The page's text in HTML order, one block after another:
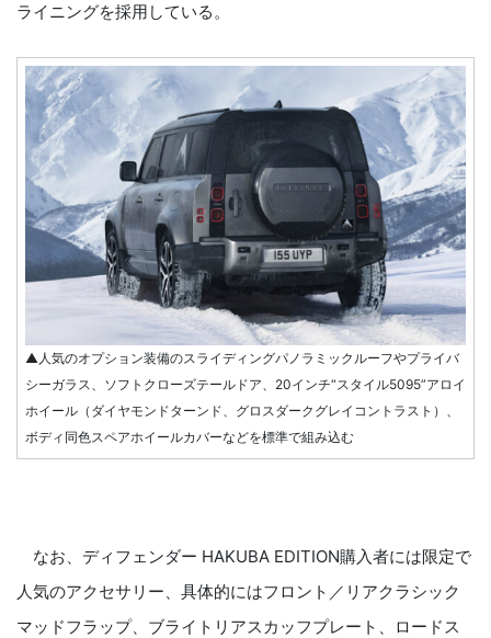
ライニングを採用している。
▲人気のオプション装備のスライディングパノラミックルーフやプライバ
シーガラス、ソフトクローズテールドア、20インチ“スタイル5095”アロイ
ホイール（ダイヤモンドターンド、グロスダークグレイコントラスト）、
ボディ同色スペアホイールカバーなどを標準で組み込む
なお、ディフェンダー HAKUBA EDITION購入者には限定で
人気のアクセサリー、具体的にはフロント／リアクラシック
マッドフラップ、ブライトリアスカッフプレート、ロードス